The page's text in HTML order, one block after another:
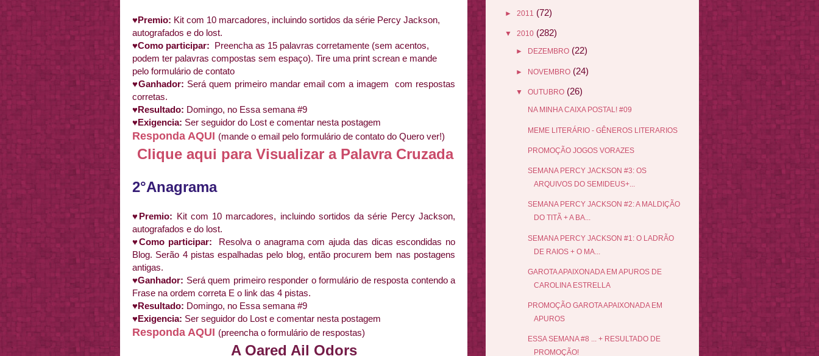
♥Premio: Kit com 10 marcadores, incluindo sortidos da série Percy Jackson,
autografados e do lost.
♥Como participar: Preencha as 15 palavras corretamente (sem acentos,
podem ter palavras compostas sem espaço). Tire uma print screan e mande
pelo formulário de contato
♥Ganhador: Será quem primeiro mandar email com a imagem com respostas
corretas.
♥Resultado: Domingo, no Essa semana #9
♥Exigencia: Ser seguidor do Lost e comentar nesta postagem
Responda AQUI (mande o email pelo formulário de contato do Quero ver!)
Clique aqui para Visualizar a Palavra Cruzada
2°Anagrama
♥Premio: Kit com 10 marcadores, incluindo sortidos da série Percy Jackson,
autografados e do lost.
♥Como participar: Resolva o anagrama com ajuda das dicas escondidas no
Blog. Serão 4 pistas espalhadas pelo blog, então procurem bem nas postagens
antigas.
♥Ganhador: Será quem primeiro responder o formulário de resposta contendo a
Frase na ordem correta E o link das 4 pistas.
♥Resultado: Domingo, no Essa semana #9
♥Exigencia: Ser seguidor do Lost e comentar nesta postagem
Responda AQUI (preencha o formulário de respostas)
A Oared Ail Odors
► 2011 (72)
▼ 2010 (282)
► DEZEMBRO (22)
► NOVEMBRO (24)
▼ OUTUBRO (26)
NA MINHA CAIXA POSTAL! #09
MEME LITERÁRIO - GÊNEROS LITERARIOS
PROMOÇÃO JOGOS VORAZES
SEMANA PERCY JACKSON #3: OS
ARQUIVOS DO SEMIDEUS+...
SEMANA PERCY JACKSON #2: A MALDIÇÃO
DO TITÃ + A BA...
SEMANA PERCY JACKSON #1: O LADRÃO
DE RAIOS + O MA...
GAROTA APAIXONADA EM APUROS DE
CAROLINA ESTRELLA
PROMOÇÃO GAROTA APAIXONADA EM
APUROS
ESSA SEMANA #8 ... + RESULTADO DE
PROMOÇÃO!